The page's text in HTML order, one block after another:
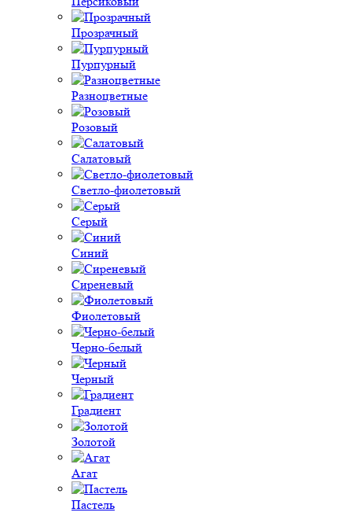
Прозрачный
Пурпурный
Разноцветные
Розовый
Салатовый
Светло-фиолетовый
Серый
Синий
Сиреневый
Фиолетовый
Черно-белый
Черный
Градиент
Золотой
Агат
Пастель